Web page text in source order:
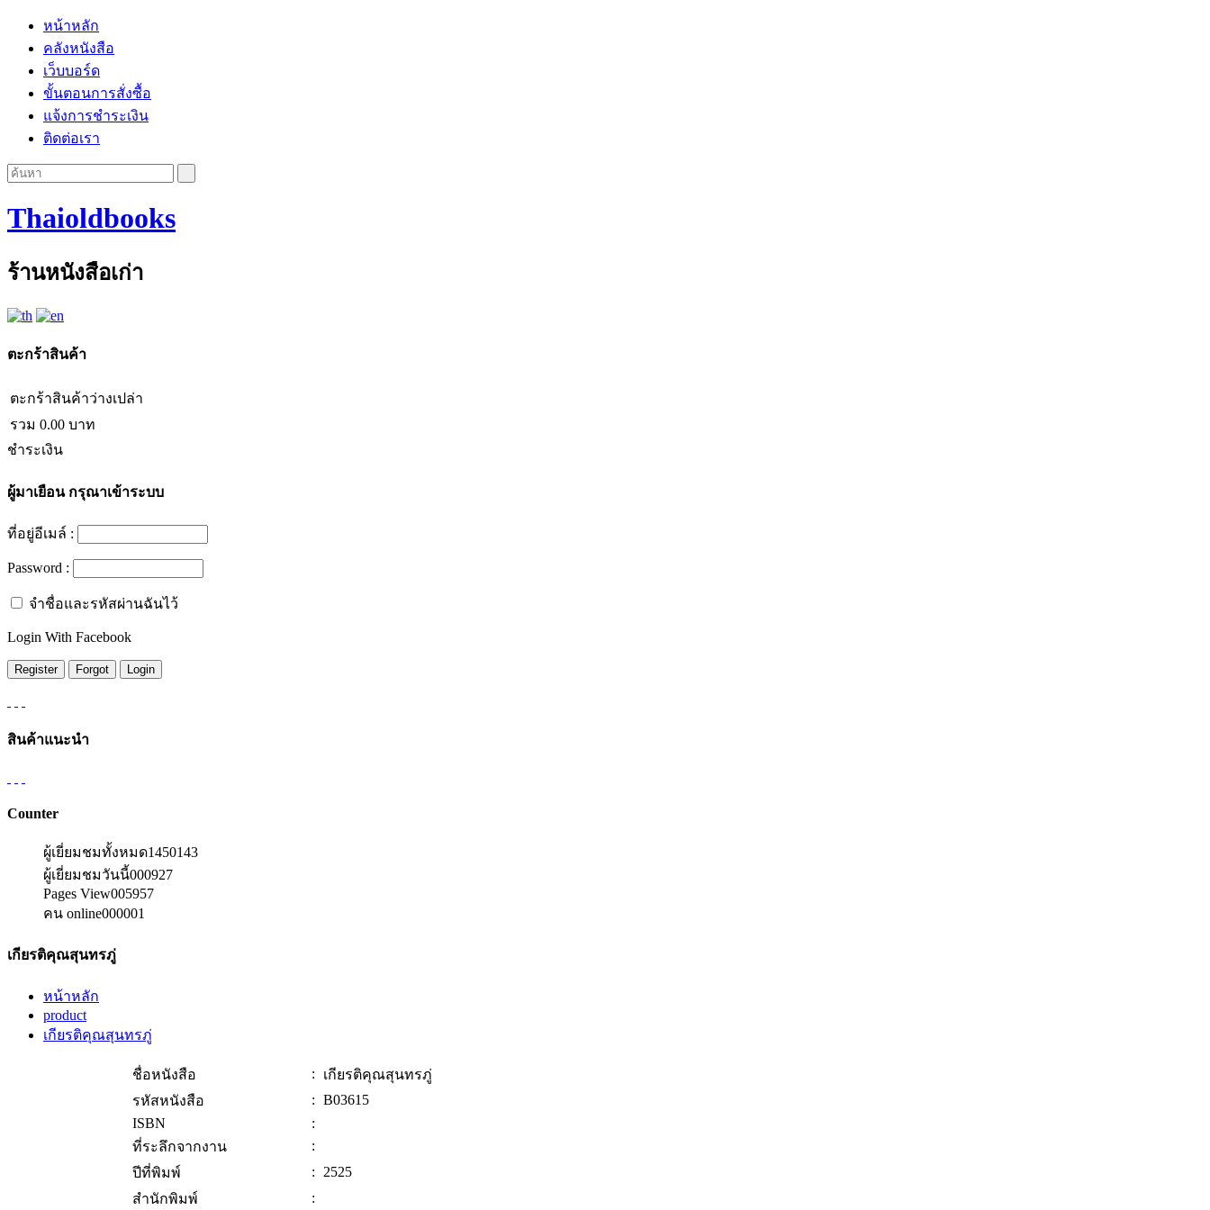
หน้าหลัก
คลังหนังสือ
เว็บบอร์ด
ขั้นตอนการสั่งซื้อ
แจ้งการชำระเงิน
ติดต่อเรา
Thaioldbooks
ร้านหนังสือเก่า
ตะกร้าสินค้า
ตะกร้าสินค้าว่างเปล่า
รวม 0.00 บาท
ชำระเงิน
ผู้มาเยือนกรุณาเข้าระบบ
ที่อยู่อีเมล์ :
Password :
จำชื่อและรหัสผ่านฉันไว้
Login With Facebook
สินค้าแนะนำ
Counter
ผู้เยี่ยมชมทั้งหมด1450143
ผู้เยี่ยมชมวันนี้000927
Pages View005957
คน online000001
เกียรติคุณสุนทรภู่
หน้าหลัก
product
เกียรติคุณสุนทรภู่
ชื่อหนังสือ :
เกียรติคุณสุนทรภู่
รหัสหนังสือ
: B03615
ISBN
:
ที่ระลึกจากงาน
:
ปีที่พิมพ์
: 2525
สำนักพิมพ์
: